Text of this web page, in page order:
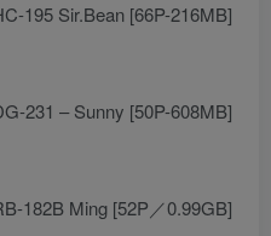
195 Sir.Bean [66P-216MB]
231 – Sunny [50P-608MB]
182B Ming [52P／0.99GB]